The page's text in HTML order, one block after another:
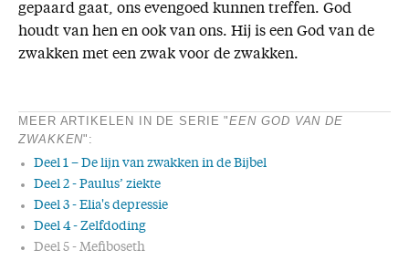
gepaard gaat, ons evengoed kunnen treffen. God
houdt van hen en ook van ons. Hij is een God van de
zwakken met een zwak voor de zwakken.
MEER ARTIKELEN IN DE SERIE "EEN GOD VAN DE
ZWAKKEN":
Deel 1 – De lijn van zwakken in de Bijbel
Deel 2 - Paulus’ ziekte
Deel 3 - Elia's depressie
Deel 4 - Zelfdoding
Deel 5 - Mefiboseth